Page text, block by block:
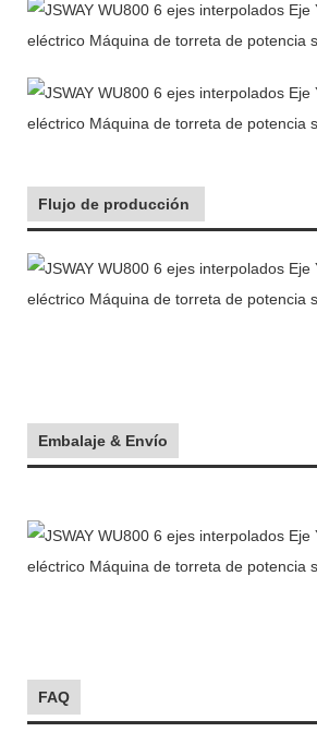
Flujo de producción
Embalaje & Envío
FAQ